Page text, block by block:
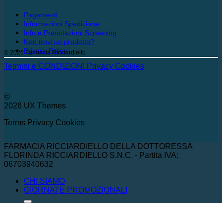
Pagamenti
Informazioni Spedizione
Info e Prenotazioni Screening
Non trovi un prodotto?
Privacy Policy
© 2026 Farmacia Ricciardiello
Termini e CONDIZIONI Privacy Cookies
©
2026 UX Themes
Terms Privacy Cookies
FARMACIA RICCIARDIELLO DELLA DOTTORESSA
FLORINDA RICCIARDIELLO S.N.C. - Partita IVA:
06703940632
CHI SIAMO
GIORNATE PROMOZIONALI